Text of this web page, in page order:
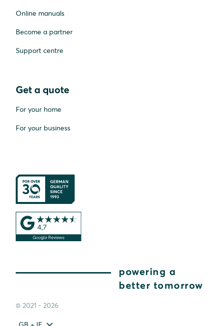
Online manuals
Become a partner
Support centre
Get a quote
For your home
For your business
powering a
better tomorrow
© 2021 - 2026